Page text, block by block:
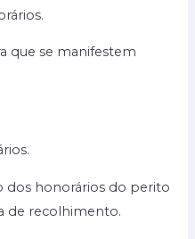
que se manifestem
dos honorários do perito
de recolhimento.